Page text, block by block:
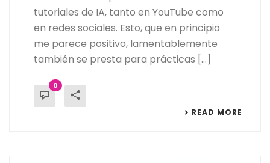
tutoriales de IA, tanto en YouTube como
en redes sociales. Esto, que en principio
me parece positivo, lamentablemente
también se presta para prácticas [...]
0
READ MORE